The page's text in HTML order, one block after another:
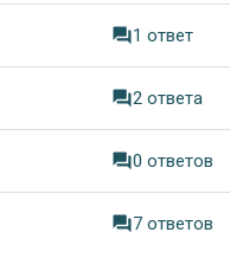
1 ответ
2 ответа
0 ответов
7 ответов